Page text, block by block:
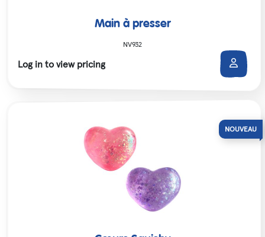
Main à presser
NV932
Log in to view pricing